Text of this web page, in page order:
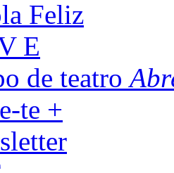
Feliz
E
de teatro
te +